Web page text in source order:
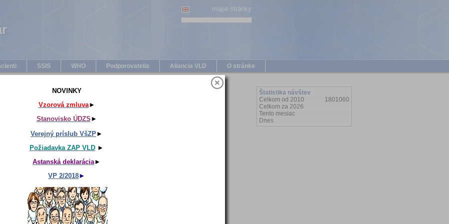
mapa stránky
SSIS WHO Podporovatelia Aliancia VLD O stránke
Bojnice, 21.-23.10. 2010►
NOVINKY
Vzorová zmluva►
Stanovisko ÚDZS ►
Verejný príslub VšZP►
Požiadavka ZAP VLD ►
Astanská deklarácia►
VP 2/2018►
Štatistika návštev
Celkom od 2010
1801060
Celkom za 2026
Tento mesiac
Dnes